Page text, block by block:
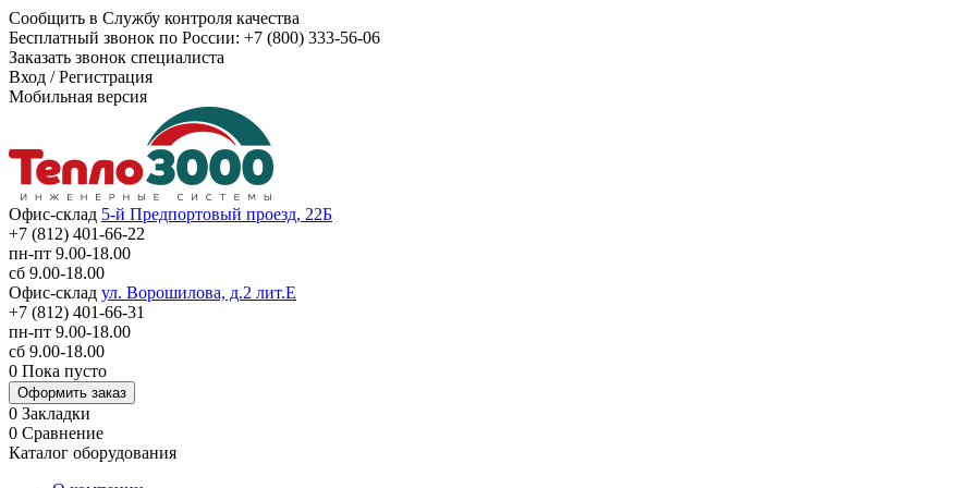
Сообщить в Службу контроля качества
Бесплатный звонок по России: +7 (800) 333-56-06
Заказать звонок специалиста
Вход /Регистрация
Мобильная версия
Офис-склад 5-й Предпортовый проезд, 22Б
+7 (812) 401-66-22
пн-пт 9.00-18.00
сб 9.00-18.00
Офис-склад ул. Ворошилова, д.2 лит.Е
+7 (812) 401-66-31
пн-пт 9.00-18.00
сб 9.00-18.00
0 Пока пусто
Оформить заказ
0 Закладки
0 Сравнение
Каталог оборудования